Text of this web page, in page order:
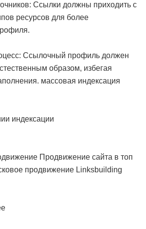
Ссылки должны приходить с
ресурсов для более
Ссылочный профиль должен
образом, избегая
массовая индексация
индексации
Продвижение сайта в топ
продвижение Linksbuilding